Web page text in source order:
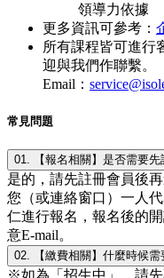
領導力依據
更多資訊可參考：
所有課程皆可進行
迎與我們作聯繫。
Email：
常見問題
01. 【報名相關】是否需要
是的，請先註冊會員後
您（或連絡窗口）一人
仁進行報名，報名後的
意E-mail。
02. 【繳費相關】什麼時候
※如為「招生中」，請